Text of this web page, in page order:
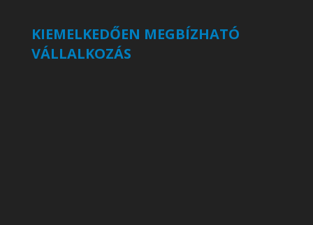
KIEMELKEDŐEN MEGBÍZHATÓ
VÁLLALKOZÁS